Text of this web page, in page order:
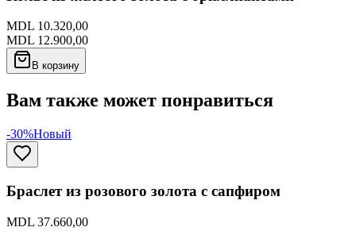
MDL 10.320,00
MDL 12.900,00
В корзину
Вам также может понравиться
-30%Новый
Браслет из розового золота с сапфиром
MDL 37.660,00